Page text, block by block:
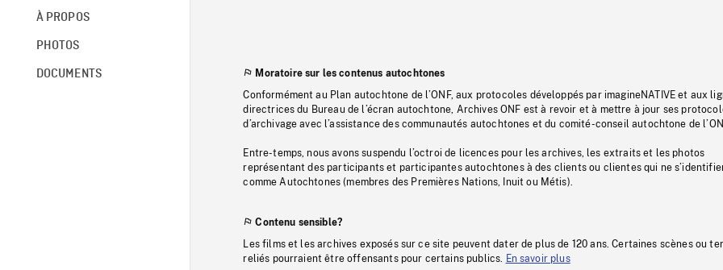
À PROPOS
PHOTOS
DOCUMENTS
Moratoire sur les contenus autochtones
Conformément au Plan autochtone de l’ONF, aux protocoles développés par imagineNATIVE et aux
directrices du Bureau de l’écran autochtone, Archives ONF est à revoir et à mettre à jour ses
d’archivage avec l’assistance des communautés autochtones et du comité-conseil autochtone de
Entre-temps, nous avons suspendu l’octroi de licences pour les archives, les extraits et les photos
représentant des participants et participantes autochtones à des clients ou clientes qui ne
comme Autochtones (membres des Premières Nations, Inuit ou Métis).
Contenu sensible?
Les films et les archives exposés sur ce site peuvent dater de plus de 120 ans. Certaines scènes ou
reliés pourraient être offensants pour certains publics. En savoir plus